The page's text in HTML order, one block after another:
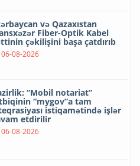
və Qazaxıstan
Fiber-Optik Kabel
çəkilişini başa çatdırıb
06-08-2026
“Mobil notariat”
“mygov”a tam
istiqamətində işlər
etdirilir
06-08-2026